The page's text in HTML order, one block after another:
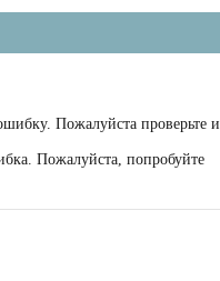
Пожалуйста проверьте и
Пожалуйста, попробуйте